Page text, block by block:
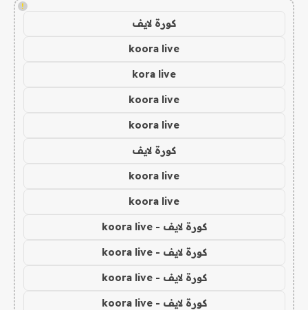
!
كورة لايف
koora live
kora live
koora live
koora live
كورة لايف
koora live
koora live
كورة لايف - koora live
كورة لايف - koora live
كورة لايف - koora live
كورة لايف - koora live